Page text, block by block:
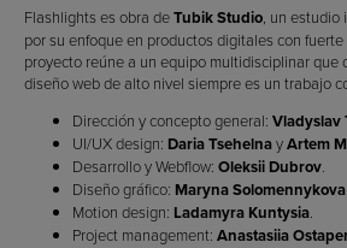
Flashlights es obra deTubik Studio, un estudio
por su enfoque en productos digitales con
proyecto reúne a un equipo multidisciplinar que
diseño web de alto nivel siempre es un trabajo
Dirección y concepto general: Vladyslav
UI/UX design: Daria TsehelnayArtem
Desarrollo y Webflow: Oleksii Dubrov.
Diseño gráfico: Maryna Solomennykova
Motion design: Ladamyra Kuntysia.
Project management: Anastasiia